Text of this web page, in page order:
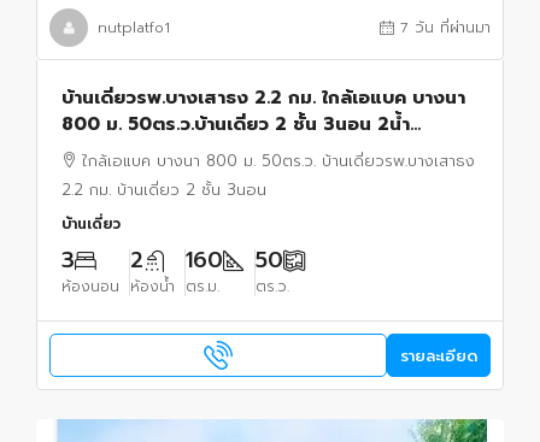
nutplatfo1 7 วัน ที่ผ่านมา
บ้านเดี่ยวรพ.บางเสาธง 2.2 กม. ใกล้เอแบค บางนา
800 ม. 50ตร.ว.บ้านเดี่ยว 2 ชั้น 3นอน 2น้ำ
160ตร.ม. เฟอร์ฯ และเครื่องใช้ไฟฟ้าครบ Villaggio
ใกล้เอแบค บางนา 800 ม. 50ตร.ว. บ้านเดี่ยวรพ.บางเสาธง
2.2 กม. บ้านเดี่ยว 2 ชั้น 3นอน
บ้านเดี่ยว
3
ห้องนอน
2
ห้องน้ำ
160
ตร.ม.
50
ตร.ว.
รายละเอียด